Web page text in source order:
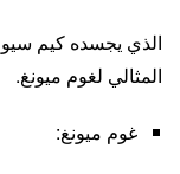
الذي يجسده كيم
المثالي لغوم ميونغ.
غوم ميونغ: